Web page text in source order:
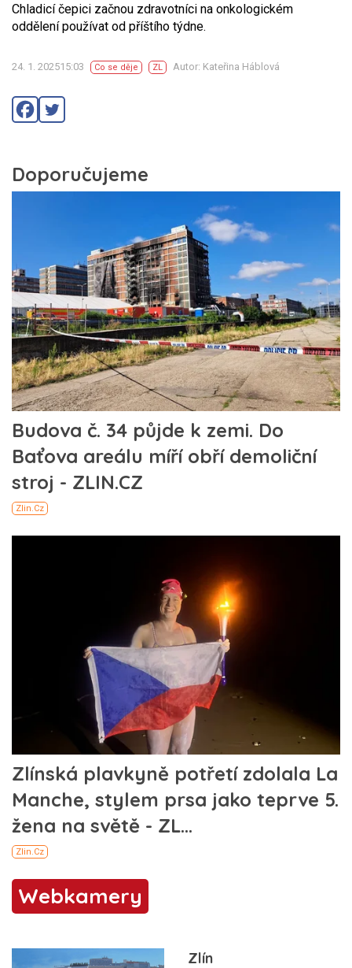
Chladicí čepici začnou zdravotníci na onkologickém
oddělení používat od příštího týdne.
24. 1. 202515:03 Co se děje ZL Autor: Kateřina Háblová
Webkamery
Zlín